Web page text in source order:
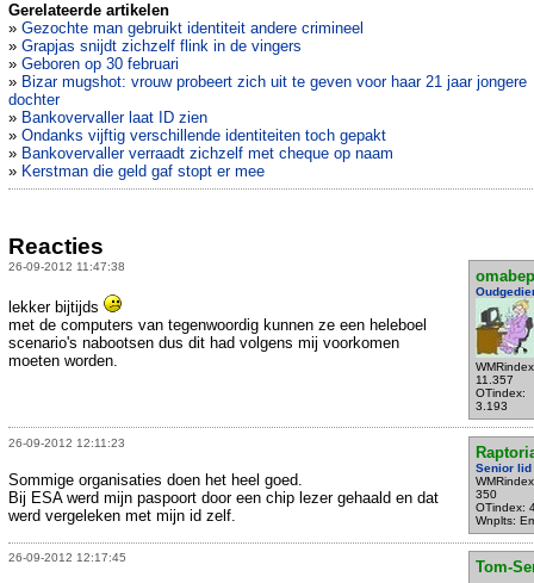
Gerelateerde artikelen
» Gezochte man gebruikt identiteit andere crimineel
» Grapjas snijdt zichzelf flink in de vingers
» Geboren op 30 februari
» Bizar mugshot: vrouw probeert zich uit te geven voor haar 21 jaar jongere
dochter
» Bankovervaller laat ID zien
» Ondanks vijftig verschillende identiteiten toch gepakt
» Bankovervaller verraadt zichzelf met cheque op naam
» Kerstman die geld gaf stopt er mee
Reacties
26-09-2012 11:47:38
omabep
11.357
OTindex:
3.193
lekker bijtijds
met de computers van tegenwoordig kunnen ze een heleboel
scenario's nabootsen dus dit had volgens mij voorkomen
moeten worden.
26-09-2012 12:11:23
Senior lid
350
OTindex:
Wnplts:
Sommige organisaties doen het heel goed.
Bij ESA werd mijn paspoort door een chip lezer gehaald en dat
werd vergeleken met mijn id zelf.
26-09-2012 12:17:45
Tom-